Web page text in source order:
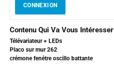
CONNEXION
Contenu Qui Va Vous Intéresser
Télévariateur + LEDs
Placo sur mur 262
crémone fenétre oscillo battante